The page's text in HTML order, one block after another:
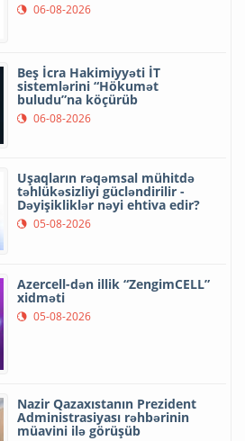
06-08-2026
Beş İcra Hakimiyyəti İT
sistemlərini “Hökumət
buludu”na köçürüb
06-08-2026
Uşaqların rəqəmsal mühitdə
təhlükəsizliyi gücləndirilir -
Dəyişikliklər nəyi ehtiva edir?
05-08-2026
Azercell-dən illik “ZengimCELL”
xidməti
05-08-2026
Nazir Qazaxıstanın Prezident
Administrasiyası rəhbərinin
müavini ilə görüşüb